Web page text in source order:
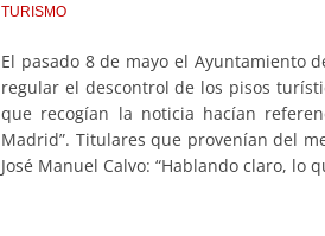
TURISMO
El pasado 8 de mayo el Ayuntamiento
regular el descontrol de los pisos
que recogían la noticia hacían
Madrid”. Titulares que provenían del
José Manuel Calvo: “Hablando claro, lo